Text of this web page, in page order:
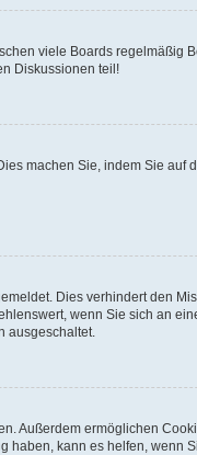
viele Boards regelmäßig
Diskussionen teil!
machen Sie, indem Sie auf
Dies verhindert den
wenn Sie sich an
ausgeschaltet.
Außerdem ermöglichen
haben, kann es helfen, wenn